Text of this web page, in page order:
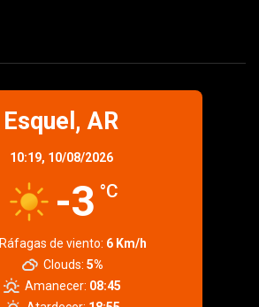
Esquel, AR
10:19, 10/08/2026
-3 °C
Ráfagas de viento: 6 Km/h
Clouds: 5%
Amanecer: 08:45